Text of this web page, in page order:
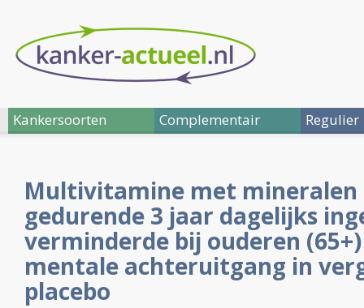
Kankersoorten Complementair Regulier
Multivitamine met mineralen
gedurende 3 jaar dagelijks
verminderde bij ouderen
mentale achteruitgang in
placebo